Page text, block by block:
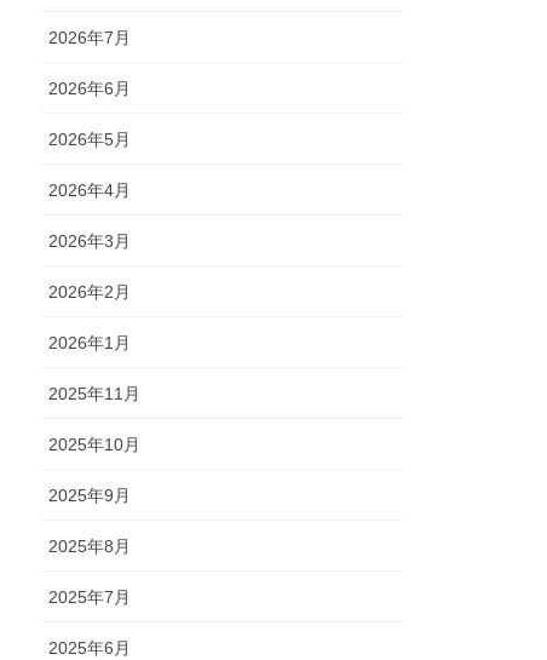
2026年7月
2026年6月
2026年5月
2026年4月
2026年3月
2026年2月
2026年1月
2025年11月
2025年10月
2025年9月
2025年8月
2025年7月
2025年6月